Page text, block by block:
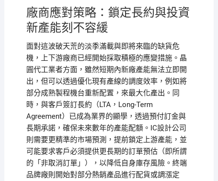
廠商應對策略：鎖定長約與投資
新產能刻不容緩
面對這波破天荒的淡季滿載與即將來臨的缺貨危
機，上下游廠商已經開始採取積極的應變措施。晶
圓代工業者方面，雖然短期內新廠產能無法立即開
出，但可以透過優化現有產線的調度效率，例如將
部分成熟製程機台重新配置，來最大化產出。同
時，與客戶簽訂長約（LTA，Long-Term
Agreement）已成為業界的顯學，透過預付訂金與
長期承諾，確保未來數年的產能配額。IC設計公司
則需要更精準的市場預測，提前鎖定上游產能，並
可能要求客戶必須提供更長期的訂單預估（即所謂
的「非取消訂單」），以降低自身庫存風險。終端
品牌廠則開始對部分熱銷產品進行配貨或調漲定